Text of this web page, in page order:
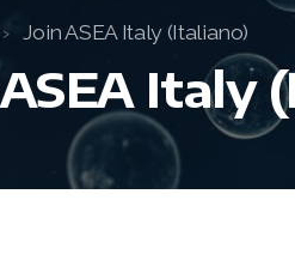
Join ASEA Italy (Italiano)
Italy